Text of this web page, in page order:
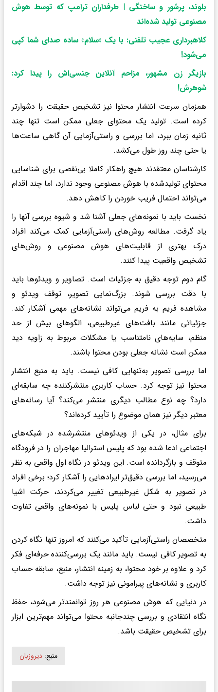
بلوند، پرشور و ساختگی | طرفداران ترامپ که توسط هوش
مصنوعی تولید شده‌اند
کلاهبرداری عجیب تلفنی: با یک «سلام» ساده صدای شما کپی
می‌شود!
بازیگر زن مشهور، مزاحم آنلاین جنسی‌اش را پیدا کرد:
شوهرش!
همزمان سرعت انتشار محتوا نیز تشخیص حقیقت را دشوارتر
کرده است. تولید یک محتوای جعلی ممکن است تنها چند
ثانیه زمان ببرد، اما بررسی و راستی‌آزمایی آن گاهی ساعت‌ها
یا حتی چند روز طول می‌کشد.
کارشناسان معتقدند هیچ راهکار کاملا بی‌نقصی برای شناسایی
محتوای تولیدشده با هوش مصنوعی وجود ندارد، اما چند اقدام
می‌تواند احتمال فریب خوردن را کاهش دهد.
نخست باید با نمونه‌های جعلی آشنا شد و شیوه بررسی آنها را
یاد گرفت. مطالعه روش‌های راستی‌آزمایی کمک می‌کند افراد
درک بهتری از قابلیت‌های هوش مصنوعی و روش‌های
تشخیص واقعیت پیدا کنند.
گام دوم توجه دقیق به جزئیات است. تصاویر و ویدئوها باید
با دقت بررسی شوند. بزرگ‌نمایی تصویر، توقف ویدئو و
مشاهده فریم به فریم می‌تواند نشانه‌های مهمی آشکار کند.
جزئیاتی مانند بافت‌های غیرطبیعی، الگوهای بیش از حد
منظم، سایه‌های نامتناسب یا مشکلات مربوط به زاویه دید
ممکن است نشانه جعلی بودن محتوا باشند.
اما بررسی تصویر به‌تنهایی کافی نیست. باید به منبع انتشار
محتوا نیز توجه کرد. حساب کاربری منتشرکننده چه سابقه‌ای
دارد؟ چه نوع مطالب دیگری منتشر می‌کند؟ آیا رسانه‌های
معتبر دیگر نیز همان موضوع را تأیید کرده‌اند؟
برای مثال، در یکی از ویدئوهای منتشرشده در شبکه‌های
اجتماعی ادعا شده بود که پلیس استرالیا مهاجران را در فرودگاه
متوقف و بازگردانده است. این ویدئو در نگاه اول واقعی به نظر
می‌رسید، اما بررسی دقیق‌تر ایرادهایی را آشکار کرد؛ برخی افراد
در تصویر به شکل غیرطبیعی تغییر می‌کردند، حرکت اشیا
طبیعی نبود و حتی لباس پلیس با نمونه‌های واقعی تفاوت
داشت.
متخصصان راستی‌آزمایی تأکید می‌کنند که امروز تنها نگاه کردن
به تصویر کافی نیست. باید مانند یک بررسی‌کننده حرفه‌ای فکر
کرد و علاوه بر خود محتوا، به زمینه انتشار، منبع، سابقه حساب
کاربری و نشانه‌های پیرامونی نیز توجه داشت.
در دنیایی که هوش مصنوعی هر روز توانمندتر می‌شود، حفظ
نگاه انتقادی و بررسی چندجانبه محتوا می‌تواند مهم‌ترین ابزار
برای تشخیص حقیقت باشد.
منبع: دیروزبان